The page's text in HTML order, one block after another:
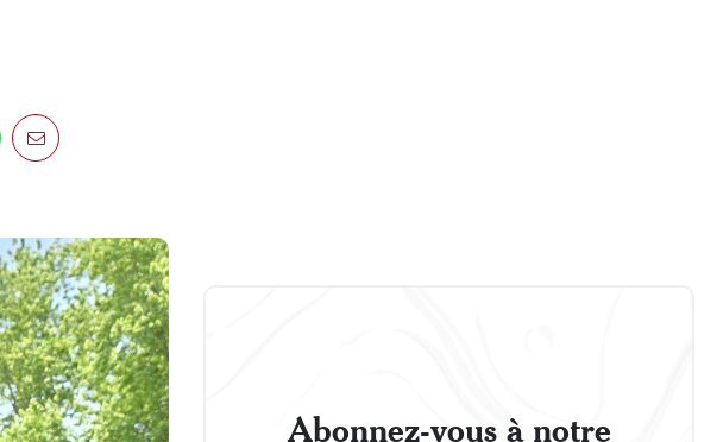
Abonnez-vous à notre